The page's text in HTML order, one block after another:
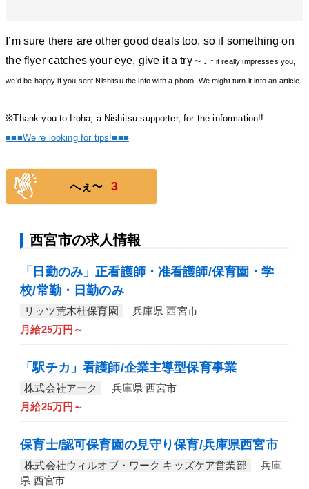
I’m sure there are other good deals too, so if something on
the flyer catches your eye, give it a try～.
If it really impresses you,
we’d be happy if you sent Nishitsu the info with a photo. We might turn it into an article
※Thank you to Iroha, a Nishitsu supporter, for the information!!
■■■We’re looking for tips!■■■
へぇ〜 3
西宮市の求人情報
「日勤のみ」正看護師・准看護師/保育園・学
校/常勤・日勤のみ
リッツ荒木杜保育園
兵庫県 西宮市
月給25万円～
「駅チカ」看護師/企業主導型保育事業
株式会社アーク
兵庫県 西宮市
月給25万円～
保育士/認可保育園の見守り保育/兵庫県西宮市
株式会社ウィルオブ・ワーク キッズケア営業部
兵庫
県 西宮市